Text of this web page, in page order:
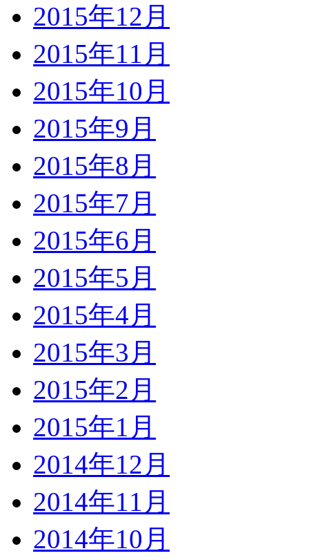
2015年12月
2015年11月
2015年10月
2015年9月
2015年8月
2015年7月
2015年6月
2015年5月
2015年4月
2015年3月
2015年2月
2015年1月
2014年12月
2014年11月
2014年10月